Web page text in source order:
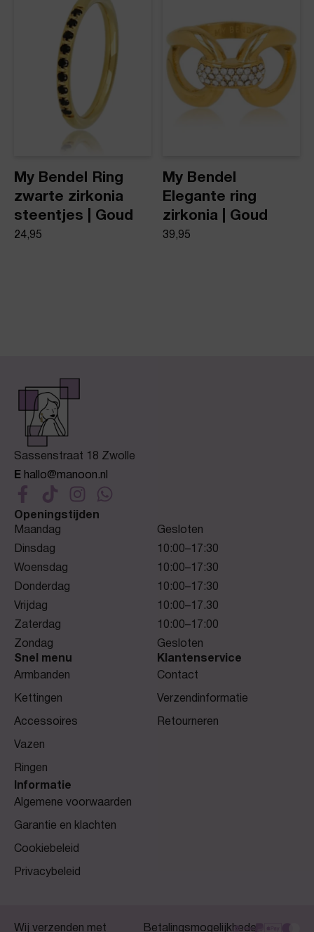
My Bendel Ring
zwarte zirkonia
steentjes | Goud
24,95
My Bendel
Elegante ring
zirkonia | Goud
39,95
Sassenstraat 18 Zwolle
E hallo@manoon.nl
Openingstijden
Maandag
Gesloten
Dinsdag
10:00–17:30
Woensdag
10:00–17:30
Donderdag
10:00–17:30
Vrijdag
10:00–17.30
Zaterdag
10:00–17:00
Zondag
Gesloten
Snel menu
Armbanden
Kettingen
Accessoires
Vazen
Ringen
Klantenservice
Contact
Verzendinformatie
Retourneren
Informatie
Algemene voorwaarden
Garantie en klachten
Cookiebeleid
Privacybeleid
Wij verzenden met Betalingsmogelijkheden